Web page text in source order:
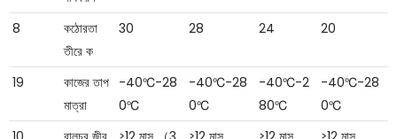
8
কঠোরতা
তীরে ক
30 28 24 20
19
কাজের তাপ
মাত্রা
-40℃-28
0℃
-40℃-28
0℃
-40℃-2
80℃
-40℃-28
0℃